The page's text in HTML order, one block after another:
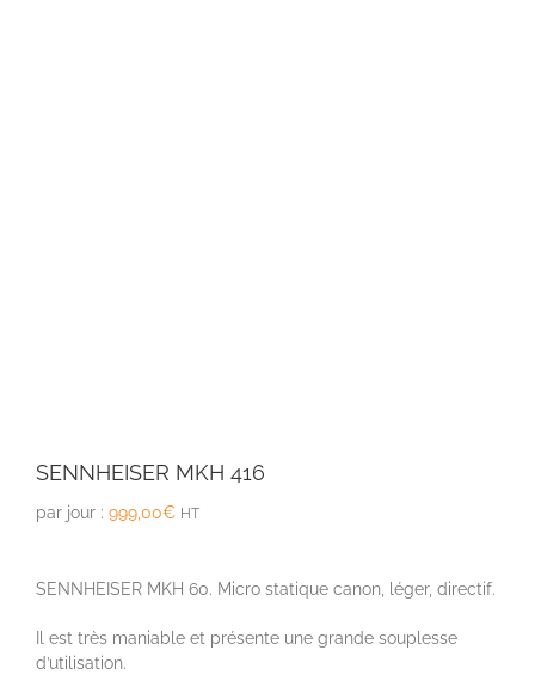
SENNHEISER MKH 416
par jour : 999,00€ HT
SENNHEISER MKH 60. Micro statique canon, léger, directif.
Il est très maniable et présente une grande souplesse
d’utilisation.